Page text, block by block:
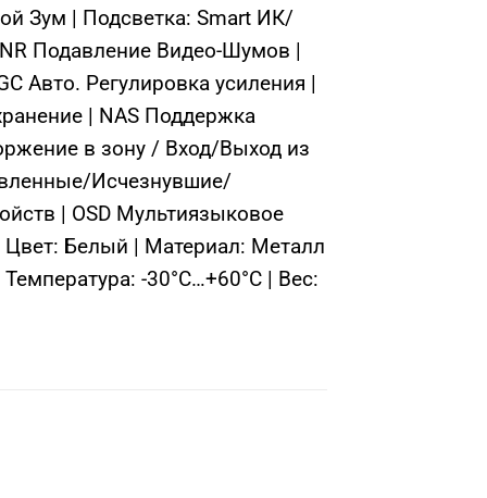
Зум | Подсветка: Smart ИК/
Подавление Видео-Шумов |
Авто. Регулировка усиления |
| NAS Поддержка
в зону / Вход/Выход из
Исчезнувшие/
| OSD Мультиязыковое
Цвет: Белый | Материал: Металл
-30°C…+60°C | Вес: